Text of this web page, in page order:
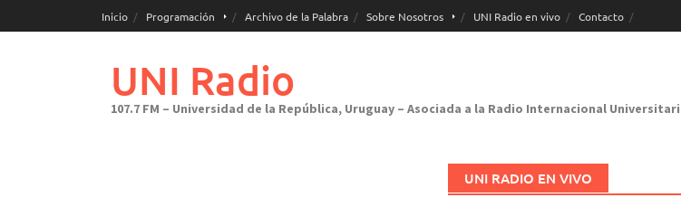
al
Inicio Programación Archivo de la Palabra Sobre Nosotros UNI Radio en vivo Contacto
UNI Radio
107.7 FM – Universidad de la República, Uruguay – Asociada a la Radio Internacional
UNI RADIO EN VIVO